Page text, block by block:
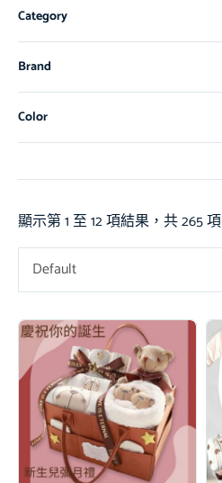
Category
Brand
Color
顯示第 1 至 12 項結果，共 265 項
Default